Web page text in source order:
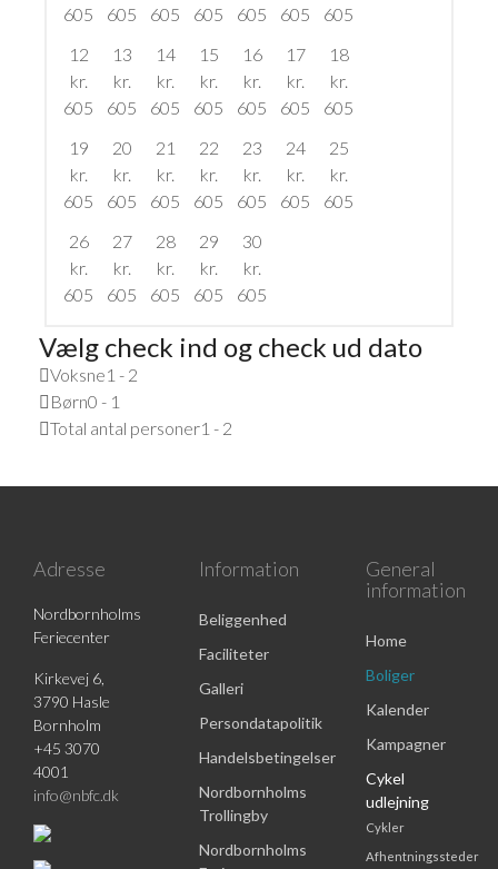
605
605
605
605
605
605
605
12
kr.
605
13
kr.
605
14
kr.
605
15
kr.
605
16
kr.
605
17
kr.
605
18
kr.
605
19
kr.
605
20
kr.
605
21
kr.
605
22
kr.
605
23
kr.
605
24
kr.
605
25
kr.
605
26
kr.
605
27
kr.
605
28
kr.
605
29
kr.
605
30
kr.
605
Vælg check ind og check ud dato
Voksne1 - 2
Børn0 - 1
Total antal personer1 - 2
Adresse
Nordbornholms
Feriecenter
Kirkevej 6,
3790 Hasle
Bornholm
+45 3070
4001
info@nbfc.dk
Information
Beliggenhed
Faciliteter
Galleri
Persondatapolitik
Handelsbetingelser
Nordbornholms
Trollingby
Nordbornholms
General
information
Home
Boliger
Kalender
Kampagner
Cykel
udlejning
Cykler
Afhentningssteder